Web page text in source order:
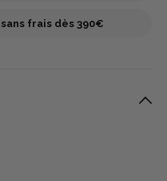
frais dès 390€